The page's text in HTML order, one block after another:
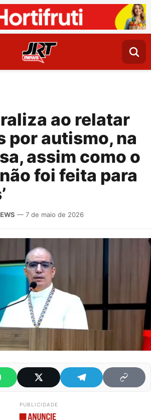
ao relatar
por autismo, na
assim como o
foi feita para
— 7 de maio de 2026
PUBLICIDADE